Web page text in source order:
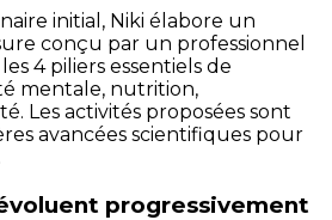
initial, Niki élabore un
conçu par un professionnel
4 piliers essentiels de
mentale, nutrition,
Les activités proposées sont
avancées scientifiques pour
progressivement